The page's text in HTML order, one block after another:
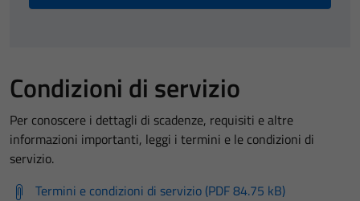
Condizioni di servizio
Per conoscere i dettagli di scadenze, requisiti e altre
informazioni importanti, leggi i termini e le condizioni di
servizio.
Termini e condizioni di servizio (PDF 84.75 kB)